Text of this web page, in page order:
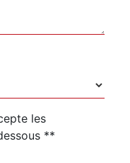
les
**